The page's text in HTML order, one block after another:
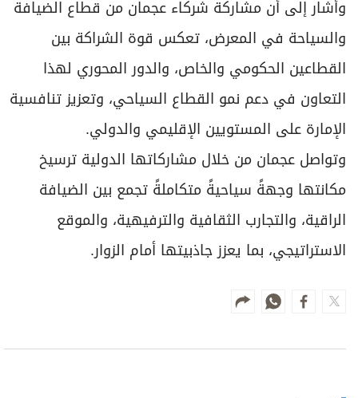
وأشار إلى أن مشاركة شركاء عجمان من قطاع الضيافة
والسياحة في المعرض، تعكس قوة الشراكة بين
القطاعين الحكومي والخاص، والدور المحوري لهذا
التعاون في دعم نمو القطاع السياحي، وتعزيز تنافسية
الإمارة على المستويين الإقليمي والدولي.
وتواصل عجمان من خلال مشاركاتها الدولية ترسيخ
مكانتها وجهةً سياحيةً متكاملةً تجمع بين الضيافة
الراقية، والتجارب الثقافية والترفيهية، والموقع
الاستراتيجي، بما يعزز جاذبيتها أمام الزوار.